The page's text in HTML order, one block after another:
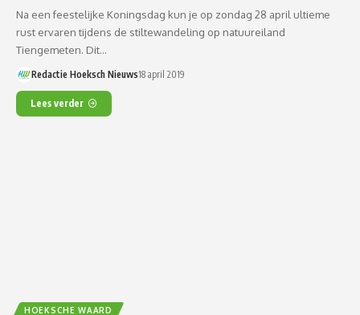
Na een feestelijke Koningsdag kun je op zondag 28 april ultieme
rust ervaren tijdens de stiltewandeling op natuureiland
Tiengemeten. Dit…
Redactie Hoeksch Nieuws18 april 2019
Lees verder
HOEKSCHE WAARD